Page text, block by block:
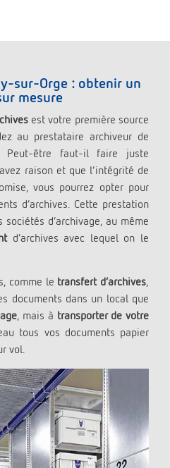
sur-Orge : obtenir un
mesure
est votre première source
au prestataire archiveur de
être faut-il faire juste
raison et que l’intégrité de
vous pourrez opter pour
d’archives. Cette prestation
d’archivage, au même
d’archives avec lequel on le
comme le transfert d’archives,
documents dans un local que
, mais à transporter de votre
tous vos documents papier
vol.